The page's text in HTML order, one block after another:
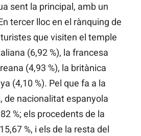
sent la principal, amb un
tercer lloc en el rànquing de
que visiten el temple
(6,92 %), la francesa
(4,93 %), la britànica
(4,10 %). Pel que fa a la
de nacionalitat espanyola
%; els procedents de la
%, i els de la resta del